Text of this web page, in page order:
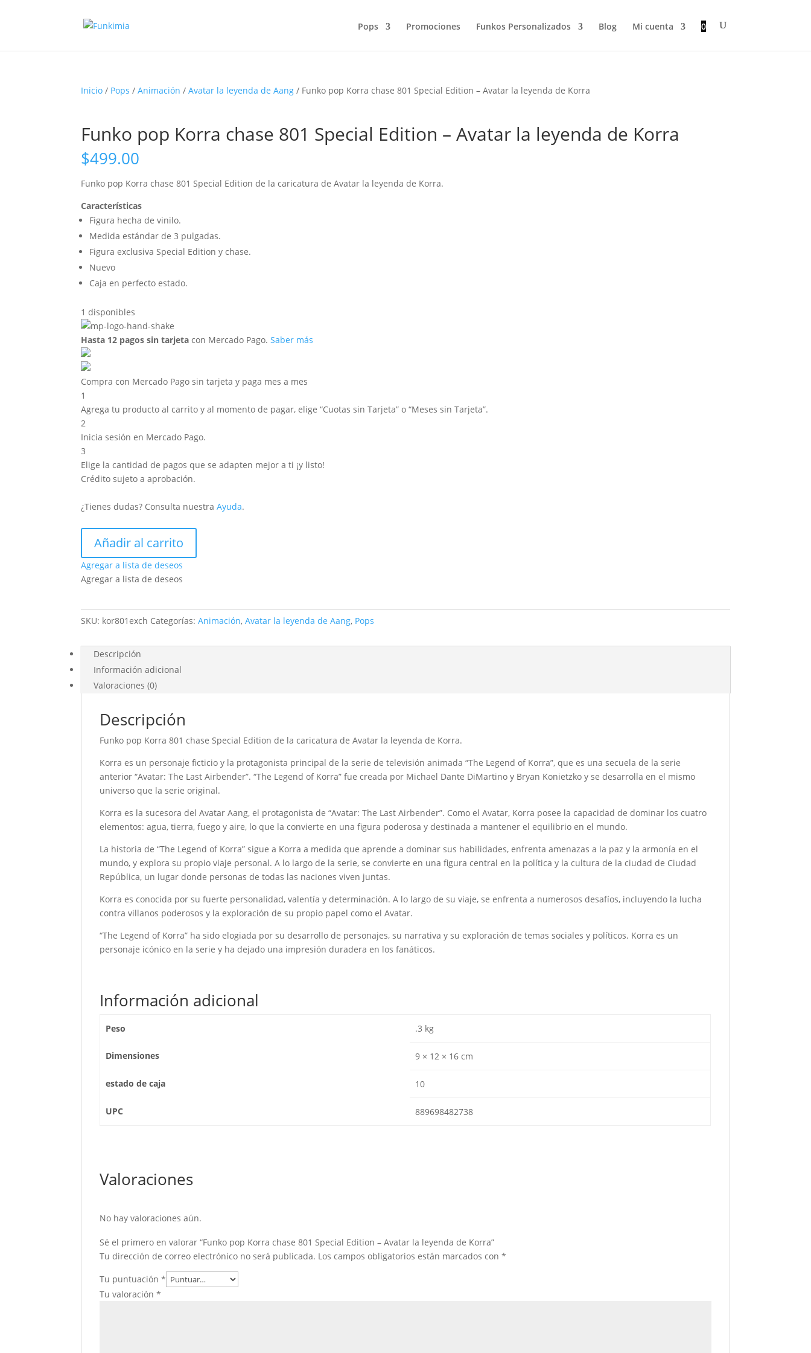
Pops Promociones Funkos Personalizados Blog Mi cuenta 0
Inicio / Pops /Animación /Avatar la leyenda de Aang / Funko pop Korra chase 801 Special Edition – Avatar la leyenda de Korra
Funko pop Korra chase 801 Special Edition – Avatar la leyenda de Korra
$499.00
Funko pop Korra chase 801 Special Edition de la caricatura de Avatar la leyenda de Korra.
Características
Figura hecha de vinilo.
Medida estándar de 3 pulgadas.
Figura exclusiva Special Edition y chase.
Nuevo
Caja en perfecto estado.
1 disponibles
Hasta 12 pagos sin tarjeta con Mercado Pago. Saber más
Compra con Mercado Pago sin tarjeta y paga mes a mes
1
Agrega tu producto al carrito y al momento de pagar, elige “Cuotas sin Tarjeta” o “Meses sin Tarjeta”.
2
Inicia sesión en Mercado Pago.
3
Elige la cantidad de pagos que se adapten mejor a ti ¡y listo!
Crédito sujeto a aprobación.
¿Tienes dudas? Consulta nuestraAyuda.
pop
Korra
chase
Edition
Avatar
leyenda
cantidad
Añadir al carrito
Agregar a lista de deseos
Agregar a lista de deseos
SKU: kor801exch Categorías:Animación,Avatar la leyenda de Aang, Pops
Descripción
Información adicional
Valoraciones (0)
Descripción
Funko pop Korra 801 chase Special Edition de la caricatura de Avatar la leyenda de Korra.
Korra es un personaje ficticio y la protagonista principal de la serie de televisión animada “The Legend of Korra”, que es una secuela de la serie
anterior “Avatar: The Last Airbender”. “The Legend of Korra” fue creada por Michael Dante DiMartino y Bryan Konietzko y se desarrolla en el mismo
universo que la serie original.
Korra es la sucesora del Avatar Aang, el protagonista de “Avatar: The Last Airbender”. Como el Avatar, Korra posee la capacidad de dominar los cuatro
elementos: agua, tierra, fuego y aire, lo que la convierte en una figura poderosa y destinada a mantener el equilibrio en el mundo.
La historia de “The Legend of Korra” sigue a Korra a medida que aprende a dominar sus habilidades, enfrenta amenazas a la paz y la armonía en el
mundo, y explora su propio viaje personal. A lo largo de la serie, se convierte en una figura central en la política y la cultura de la ciudad de Ciudad
República, un lugar donde personas de todas las naciones viven juntas.
Korra es conocida por su fuerte personalidad, valentía y determinación. A lo largo de su viaje, se enfrenta a numerosos desafíos, incluyendo la lucha
contra villanos poderosos y la exploración de su propio papel como el Avatar.
“The Legend of Korra” ha sido elogiada por su desarrollo de personajes, su narrativa y su exploración de temas sociales y políticos. Korra es un
personaje icónico en la serie y ha dejado una impresión duradera en los fanáticos.
Información adicional
Peso .3 kg
Dimensiones 9 × 12 × 16 cm
estado de caja 10
UPC 889698482738
Valoraciones
No hay valoraciones aún.
Sé el primero en valorar “Funko pop Korra chase 801 Special Edition – Avatar la leyenda de Korra”
Tu dirección de correo electrónico no será publicada. Los campos obligatorios están marcados con*
Tu puntuación*
Tu valoración*